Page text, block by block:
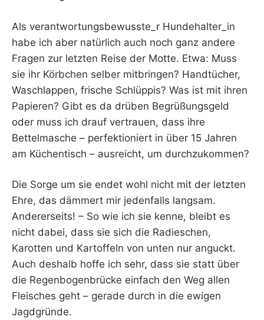
Als verantwortungsbewusste_r Hundehalter_in
habe ich aber natürlich auch noch ganz andere
Fragen zur letzten Reise der Motte. Etwa: Muss
sie ihr Körbchen selber mitbringen? Handtücher,
Waschlappen, frische Schlüppis? Was ist mit ihren
Papieren? Gibt es da drüben Begrüßungsgeld
oder muss ich drauf vertrauen, dass ihre
Bettelmasche – perfektioniert in über 15 Jahren
am Küchentisch – ausreicht, um durchzukommen?
Die Sorge um sie endet wohl nicht mit der letzten
Ehre, das dämmert mir jedenfalls langsam.
Andererseits! – So wie ich sie kenne, bleibt es
nicht dabei, dass sie sich die Radieschen,
Karotten und Kartoffeln von unten nur anguckt.
Auch deshalb hoffe ich sehr, dass sie statt über
die Regenbogenbrücke einfach den Weg allen
Fleisches geht – gerade durch in die ewigen
Jagdgründe.